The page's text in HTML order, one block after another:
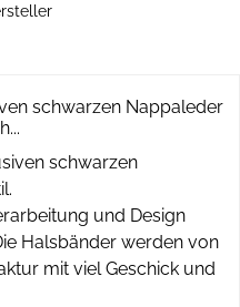
schwarzen Nappaleder
schwarzen
und Design
Halsbänder werden von
mit viel Geschick und